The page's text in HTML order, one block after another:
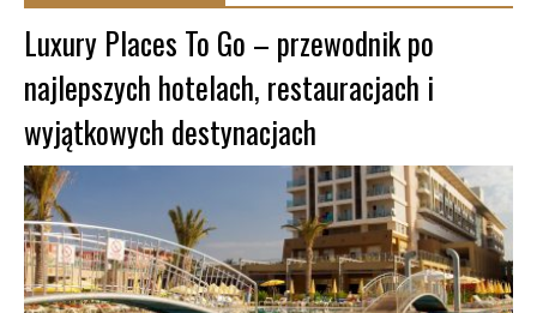
Luxury Places To Go – przewodnik po
najlepszych hotelach, restauracjach i
wyjątkowych destynacjach